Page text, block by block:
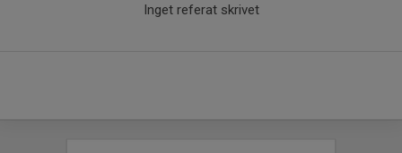
Inget referat skrivet